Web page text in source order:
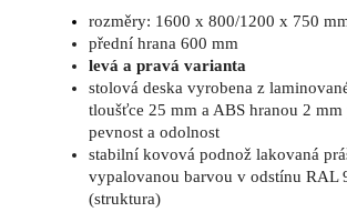
rozměry: 1600 x 800/1200 x 750
přední hrana 600 mm
levá a pravá varianta
stolová deska vyrobena z
tloušťce 25 mm a ABS hranou 2 mm
pevnost a odolnost
stabilní kovová podnož lakovaná
vypalovanou barvou v odstínu RAL
(struktura)
Původně: